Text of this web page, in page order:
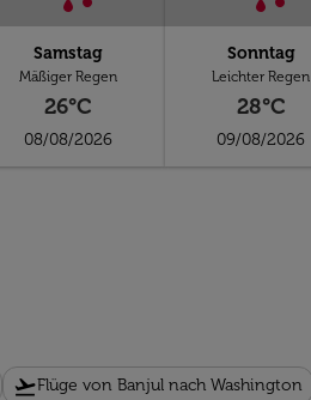
Samstag
Mäßiger Regen
26°C
08/08/2026
Sonntag
Leichter Regen
28°C
09/08/2026
flight_takeoffFlüge von Banjul nach Washington